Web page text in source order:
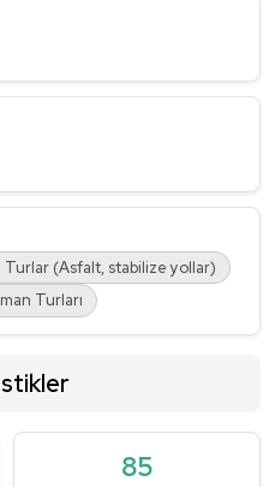
Turlar (Asfalt, stabilize yollar)
Turları
85